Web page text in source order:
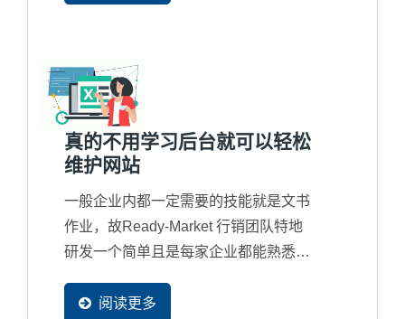
当地的搜寻引擎资料库里，这样才会再
真的不用学习后台就可以轻松
维护网站
一般企业内都一定需要的技能就是文书
作业，故Ready-Market 行销团队特地
研发一个简单且是每家企业都能熟悉的
阅读更多